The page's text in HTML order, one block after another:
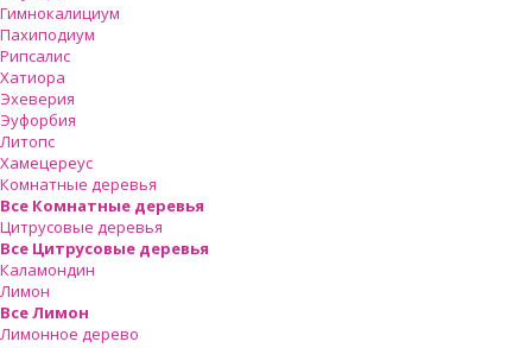
Гимнокалициум
Пахиподиум
Рипсалис
Хатиора
Эхеверия
Эуфорбия
Литопс
Хамецереус
Комнатные деревья
Все Комнатные деревья
Цитрусовые деревья
Все Цитрусовые деревья
Каламондин
Лимон
Все Лимон
Лимонное дерево